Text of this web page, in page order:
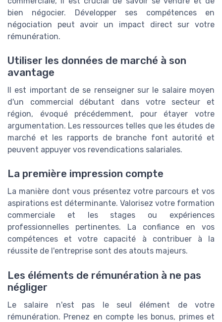
bien négocier. Développer ses compétences en
négociation peut avoir un impact direct sur votre
rémunération.
Utiliser les données de marché à son
avantage
Il est important de se renseigner sur le salaire moyen
d'un commercial débutant dans votre secteur et
région, évoqué précédemment, pour étayer votre
argumentation. Les ressources telles que les études de
marché et les rapports de branche font autorité et
peuvent appuyer vos revendications salariales.
La première impression compte
La manière dont vous présentez votre parcours et vos
aspirations est déterminante. Valorisez votre formation
commerciale et les stages ou expériences
professionnelles pertinentes. La confiance en vos
compétences et votre capacité à contribuer à la
réussite de l'entreprise sont des atouts majeurs.
Les éléments de rémunération à ne pas
négliger
Le salaire n'est pas le seul élément de votre
rémunération. Prenez en compte les bonus, primes et